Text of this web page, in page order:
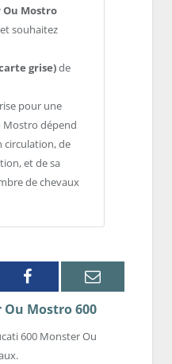
Ou Mostro
souhaitez
grise)de
pour une
Mostro dépend
circulation, de
et de sa
de chevaux
Facebook Email
Mostro 600
600 Monster Ou